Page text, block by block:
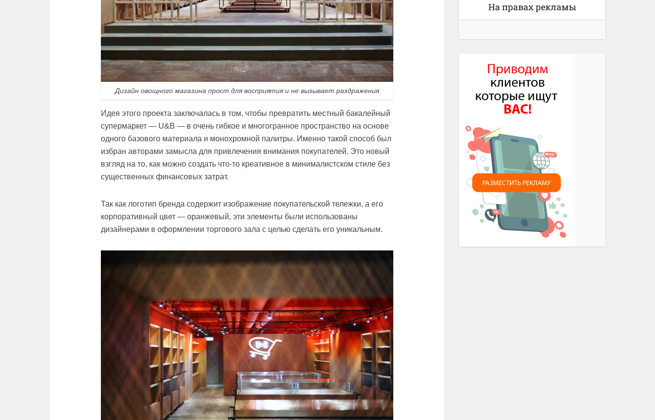
Дизайн овощного магазина прост для восприятия и не вызывает раздражения
Идея этого проекта заключалась в том, чтобы превратить местный бакалейный
супермаркет — U&B — в очень гибкое и многогранное пространство на основе
одного базового материала и монохромной палитры. Именно такой способ был
избран авторами замысла для привлечения внимания покупателей. Это новый
взгляд на то, как можно создать что-то креативное в минималистском стиле без
существенных финансовых затрат.
Так как логотип бренда содержит изображение покупательской тележки, а его
корпоративный цвет — оранжевый, эти элементы были использованы
дизайнерами в оформлении торгового зала с целью сделать его уникальным.
На правах рекламы